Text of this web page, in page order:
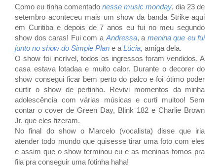
Como eu tinha comentado nesse music monday, dia 23 de
setembro aconteceu mais um show da banda Strike aqui
em Curitiba e depois de 7 anos eu fui no meu segundo
show dos caras! Fui com a Andressa, a menina que eu fui
junto no show do Simple Plan e aLúcia, amiga dela.
O show foi incrível, todos os ingressos foram vendidos. A
casa estava lotadaa e muito calor. Durante o decorer do
show consegui ficar bem perto do palco e foi ótimo poder
curtir o show de pertinho. Revivi momentos da minha
adolescência com várias músicas e curti muitoo! Sem
contar o cover de Green Day, Blink 182 e Charlie Brown
Jr. que eles fizeram.
No final do show o Marcelo (vocalista) disse que iria
atender todo mundo que quisesse tirar uma foto com eles
e assim que o show terminou eu e as meninas fomos pra
fila pra conseguir uma fotinha haha!